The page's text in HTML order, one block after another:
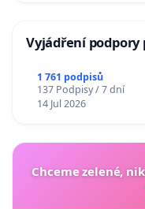
Vyjádření podpory
1 761 podpisů
137 Podpisy / 7 dní
14 Jul 2026
Chceme zelené,